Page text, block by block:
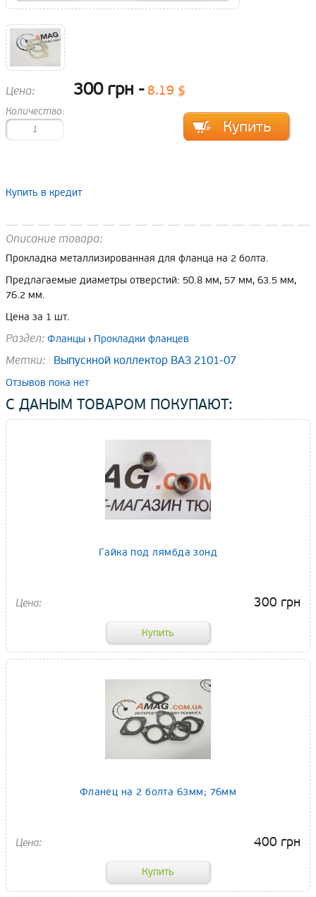
Цена: 300 грн 8.19 $
Количество:
Купить в кредит
Описание товара:
Прокладка металлизированная для фланца на 2 болта.
Предлагаемые диаметры отверстий: 50.8 мм, 57 мм, 63.5 мм,
76.2 мм.
Цена за 1 шт.
Раздел: Фланцы › Прокладки фланцев
Метки: Выпускной коллектор ВАЗ 2101-07
Отзывов пока нет
С ДАНЫМ ТОВАРОМ ПОКУПАЮТ:
Гайка под лямбда зонд
300 грн
Фланец на 2 болта 63мм; 76мм
400 грн